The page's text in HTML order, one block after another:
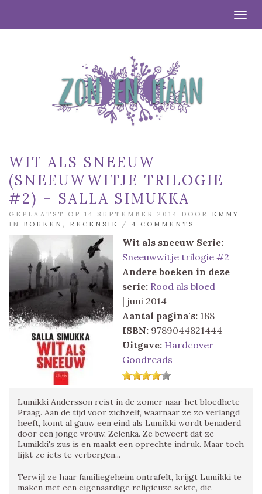
WIT ALS SNEEUW
(SNEEUWWITJE TRILOGIE
#2) – SALLA SIMUKKA
GEPLAATST OP 14 SEPTEMBER 2014 DOOR EMMY
IN BOEKEN RECENSIE / 4 COMMENTS
Wit als sneeuw Serie:
Sneeuwwitje trilogie #2
Andere boeken in deze
serie: Rood als bloed
| juni 2014
Aantal pagina's: 188
ISBN: 9789044821444
Uitgave: Hardcover
Goodreads
Lumikki Andersson reist in de zomer naar het bloedhete
Praag. Aan de tijd voor zichzelf, waarnaar ze zo verlangd
heeft, komt al gauw een eind als Lumikki wordt benaderd
door een jonge vrouw, Zelenka. Ze beweert dat ze
Lumikki's zus is en maakt een oprechte indruk. Maar toch
lijkt ze iets te verbergen...
Terwijl ze haar familiegeheim ontrafelt, krijgt Lumikki te
maken met een eigenaardige religieuze sekte, die